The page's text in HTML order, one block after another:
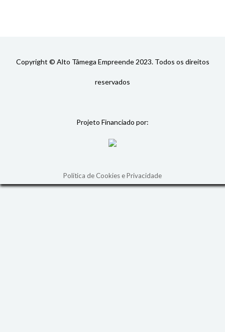
Copyright © Alto Tâmega Empreende 2023. Todos os direitos
reservados
Projeto Financiado por:
Política de Cookies e Privacidade